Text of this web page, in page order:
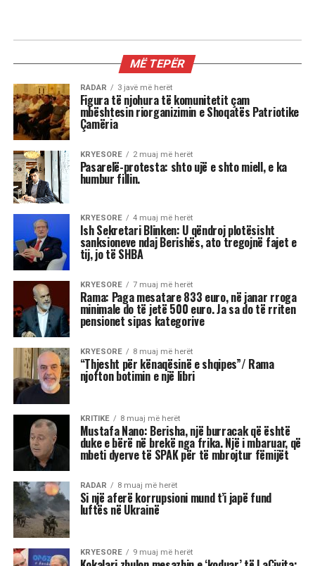
Mamdani, Obama i ‘ri’ dhe çfarë e
frikëson vërtet Trumpin; 3 mesazhet
nga vota në Nju Jork
Shkruar nga Massimo Gaggi
Fitorja e Mamdanit duhet të
trajtohet me kujdes nga
Partia Demokratike. Ajo ka
rizbuluar aftësitë e
ndërmjetësimit agresiv të
Barack Obamës, duke
shfrytëzuar shqetësimet e
votuesve në lidhje me
ekonominë përpara
zgjedhjeve të mesit të
mandatit…